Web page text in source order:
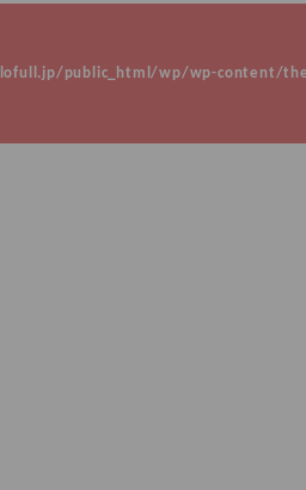
public_html/wp/wp-content/